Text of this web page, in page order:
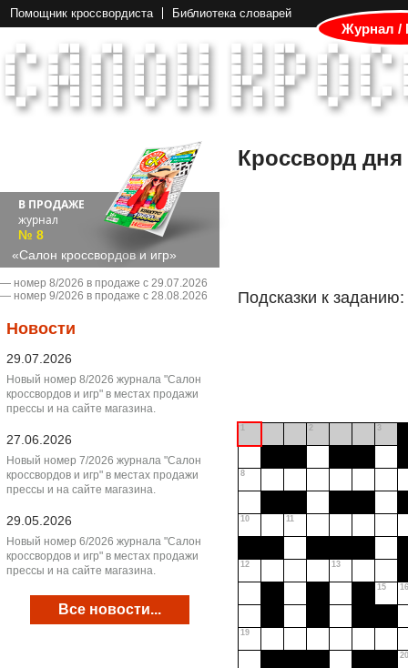
Помощник кроссвордиста Библиотека словарей
Журнал /
В ПРОДАЖЕ
журнал
№ 8
«Салон кроссвордов и игр»
― номер 8/2026 в продаже с 29.07.2026
― номер 9/2026 в продаже с 28.08.2026
Новости
29.07.2026
Новый номер 8/2026 журнала "Салон
кроссвордов и игр" в местах продажи
прессы и на сайте магазина.
27.06.2026
Новый номер 7/2026 журнала "Салон
кроссвордов и игр" в местах продажи
прессы и на сайте магазина.
29.05.2026
Новый номер 6/2026 журнала "Салон
кроссвордов и игр" в местах продажи
прессы и на сайте магазина.
Все новости...
Кроссворд дня
Подсказки к заданию:
1 2 3
8
10 11
12 13
15 16
19
20